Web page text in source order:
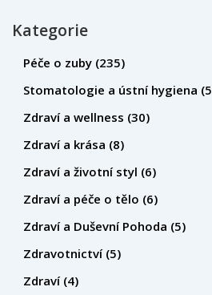
Kategorie
Péče o zuby (235)
Stomatologie a ústní hygiena
Zdraví a wellness (30)
Zdraví a krása (8)
Zdraví a životní styl (6)
Zdraví a péče o tělo (6)
Zdraví a Duševní Pohoda (5)
Zdravotnictví (5)
Zdraví (4)